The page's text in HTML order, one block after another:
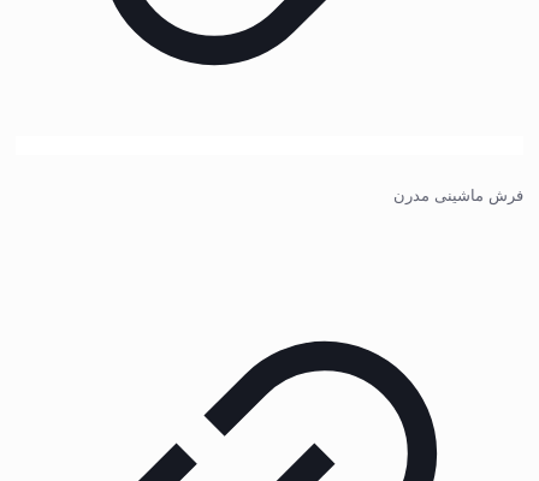
فرش ماشینی مدرن